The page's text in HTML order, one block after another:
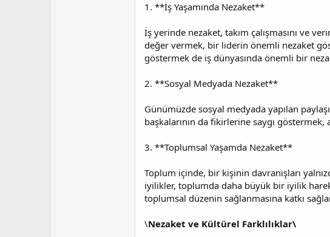
1. **İş Yaşamında Nezaket**
İş yerinde nezaket, takım çalışmasını ve
değer vermek, bir liderin önemli nezaket
göstermek de iş dünyasında önemli bir
2. **Sosyal Medyada Nezaket**
Günümüzde sosyal medyada yapılan
başkalarının da fikirlerine saygı
3. **Toplumsal Yaşamda Nezaket**
Toplum içinde, bir kişinin davranışları
iyilikler, toplumda daha büyük bir iyilik
toplumsal düzenin sağlanmasına katkı
\Nezaket ve Kültürel Farklılıklar\